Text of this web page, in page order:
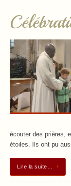
écouter des prières,
étoiles. Ils ont pu
Lire la suite…